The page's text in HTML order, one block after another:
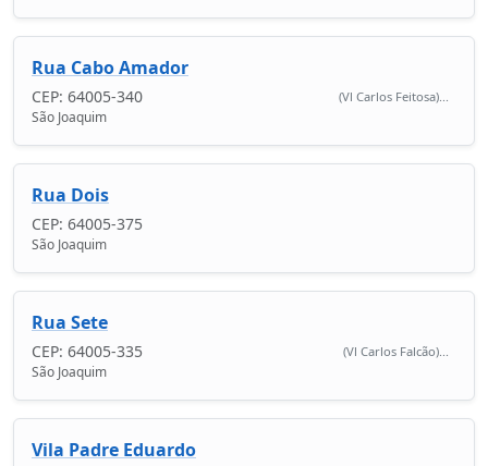
Rua Cabo Amador
CEP: 64005-340 (Vl Carlos Feitosa)...
São Joaquim
Rua Dois
CEP: 64005-375
São Joaquim
Rua Sete
CEP: 64005-335 (Vl Carlos Falcão)...
São Joaquim
Vila Padre Eduardo